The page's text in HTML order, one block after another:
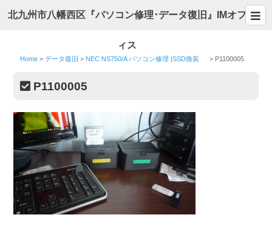
北九州市八幡西区『パソコン修理･データ復旧』IMオフ
ィス
Home >データ復旧 > NEC NS750/A パソコン修理 |SSD換装 > P1100005
P1100005